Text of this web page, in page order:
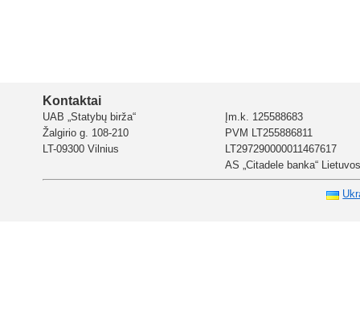
Kontaktai
UAB „Statybų birža“
Žalgirio g. 108-210
LT-09300 Vilnius
Įm.k. 125588683
PVM LT255886811
LT297290000011467617
AS „Citadele banka“